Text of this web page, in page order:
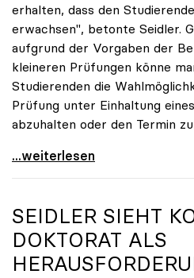
erhalten, dass den
erwachsen", betonte Seidler.
aufgrund der Vorgaben der
kleineren Prüfungen könne
Studierenden die
Prüfung unter Einhaltung
abzuhalten oder den Termin
Coronavirus - uniko:
...weiterlesen
SEIDLER SIEHT
DOKTORAT ALS